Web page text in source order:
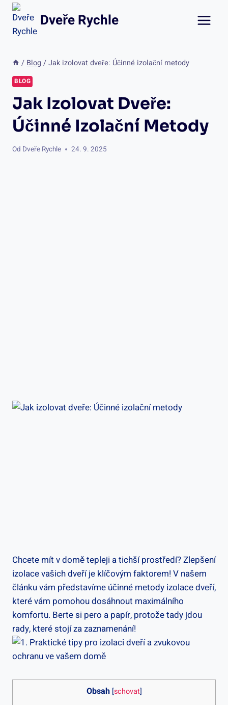
Přeskočit
obsah
Dveře Rychle
/ Blog / Jak izolovat dveře: Účinné izolační metody
BLOG
Jak Izolovat Dveře:
Účinné Izolační Metody
Od Dveře Rychle 24. 9. 2025
Chcete mít v domě tepleji a tichší prostředí? Zlepšení
izolace vašich dveří je klíčovým faktorem! V našem
článku vám představíme účinné metody izolace dveří,
které vám pomohou dosáhnout maximálního
komfortu. Berte si pero a papír, protože tady jdou
rady, které stojí za zaznamenání!
Obsah [schovat]